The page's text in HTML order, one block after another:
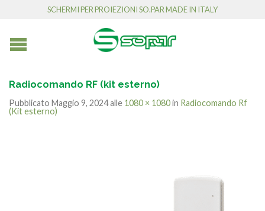
SCHERMI PER PROIEZIONI SO.PAR MADE IN ITALY
Radiocomando RF (kit esterno)
Pubblicato Maggio 9, 2024alle 1080 × 1080in Radiocomando Rf
(Kit esterno)